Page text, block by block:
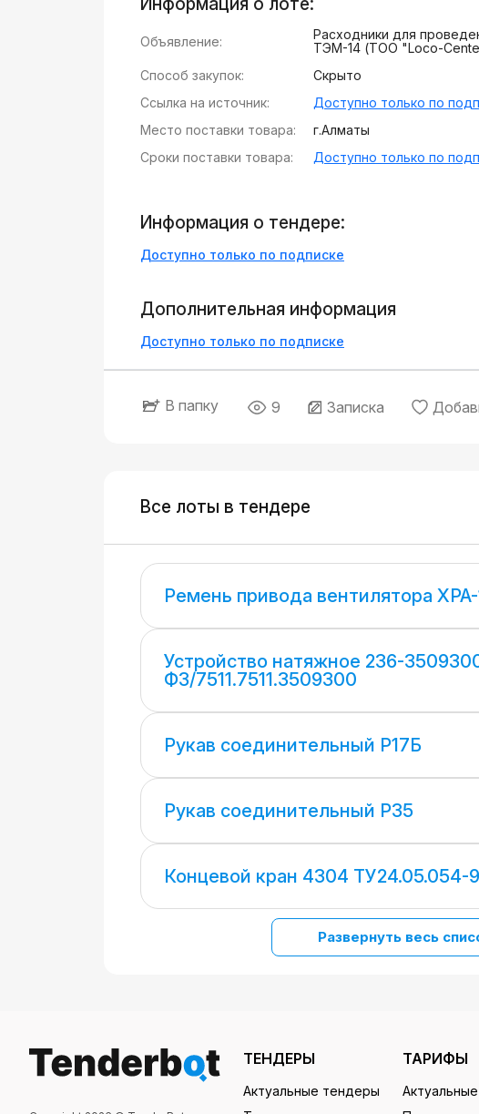
Объявление:
Расходники для
ТЭМ-14 (ТОО "Loco-
Способ закупок:
Скрыто
Ссылка на источник:
Доступно только по
Место поставки товара:
г.Алматы
Сроки поставки товара:
Доступно только по
Информация о тендере:
Доступно только по подписке
Дополнительная информация
Доступно только по подписке
В папку 9 Записка
Все лоты в тендере
Ремень привода вентилятора
Устройство натяжное 236-
Ф3/7511.7511.3509300
Рукав соединительный Р17Б
Рукав соединительный Р35
Концевой кран 4304 ТУ24.05.054-
Развернуть весь
ТЕНДЕРЫ
Актуальные тендеры
ТАРИФЫ